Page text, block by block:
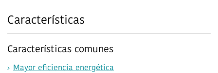
Características
Características comunes
Mayor eficiencia energética